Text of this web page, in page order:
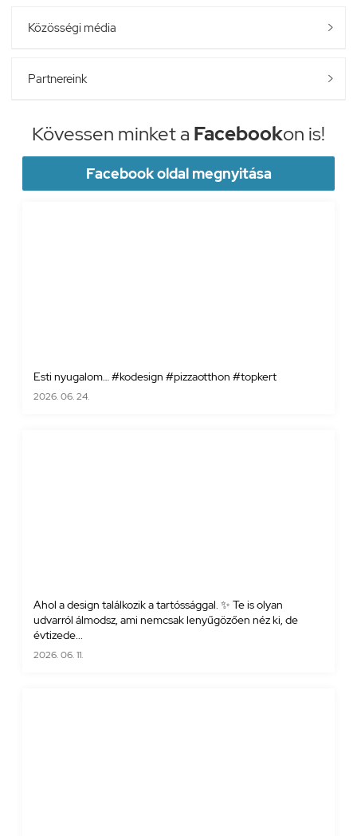
Közösségi média 
Partnereink 
Kövessen minket a Facebookon is!
Facebook oldal megnyitása
Esti nyugalom… #kodesign #pizzaotthon #topkert
2026. 06. 24.
Ahol a design találkozik a tartóssággal. ✨ Te is olyan
udvarról álmodsz, ami nemcsak lenyűgözően néz ki, de
évtizede...
2026. 06. 11.